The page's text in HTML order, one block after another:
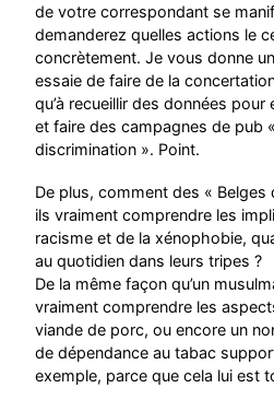
de votre correspondant se
demanderez quelles actions le
concrètement. Je vous donne
essaie de faire de la
qu’à recueillir des données
et faire des campagnes de pub
discrimination ». Point.
De plus, comment des «
ils vraiment comprendre les
racisme et de la xénophobie,
au quotidien dans leurs tripes ?
De la même façon qu’un
vraiment comprendre les
viande de porc, ou encore un
de dépendance au tabac
exemple, parce que cela lui est